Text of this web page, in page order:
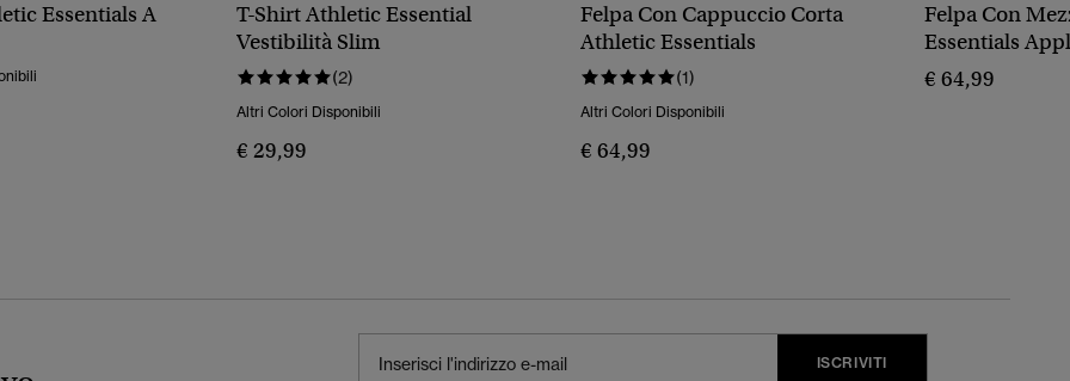
Essentials A
T-Shirt Athletic Essential
Vestibilità Slim
(2)
Altri Colori Disponibili
€ 29,99
Felpa Con Cappuccio Corta
Athletic Essentials
(1)
Altri Colori Disponibili
€ 64,99
Felpa Con
Essentials
€ 64,99
ISCRIVITI